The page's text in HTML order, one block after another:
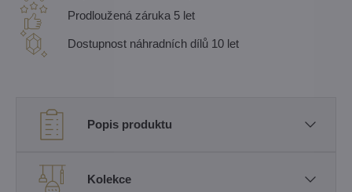
Prodloužená záruka 5 let
Dostupnost náhradních dílů 10 let
Popis produktu
Kolekce